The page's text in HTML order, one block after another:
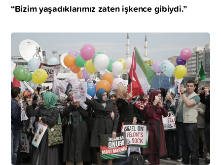
“Bizim yaşadıklarımız zaten işkence gibiydi.”